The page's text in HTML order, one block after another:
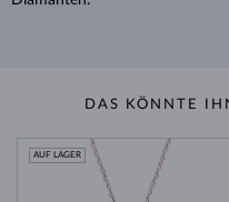
DAS KÖNNTE
AUF LAGER